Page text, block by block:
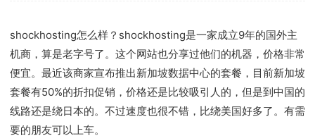
shockhosting怎么样？shockhosting是一家成立9年的国外主
机商，算是老字号了。这个网站也分享过他们的机器，价格非常
便宜。最近该商家宣布推出新加坡数据中心的套餐，目前新加坡
套餐有50%的折扣促销，价格还是比较吸引人的，但是到中国的
线路还是绕日本的。不过速度也很不错，比绕美国好多了。有需
要的朋友可以上车。